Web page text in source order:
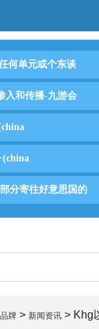
何单元或个东谈
入和传播-九游会
分寄往好意思国的
牌 > 新闻资讯 > Khg